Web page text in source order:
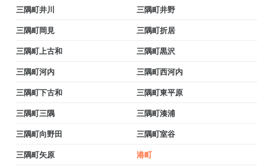
三隅町井川 三隅町井野
三隅町岡見 三隅町折居
三隅町上古和 三隅町黒沢
三隅町河内 三隅町西河内
三隅町下古和 三隅町東平原
三隅町三隅 三隅町湊浦
三隅町向野田 三隅町室谷
三隅町矢原 港町